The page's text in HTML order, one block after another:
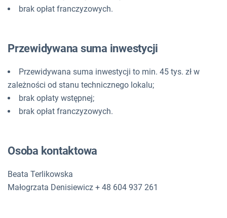
brak opłat franczyzowych.
Przewidywana suma inwestycji
Przewidywana suma inwestycji to min. 45 tys. zł w
zależności od stanu technicznego lokalu;
brak opłaty wstępnej;
brak opłat franczyzowych.
Osoba kontaktowa
Beata Terlikowska
Małogrzata Denisiewicz + 48 604 937 261